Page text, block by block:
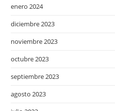
enero 2024
diciembre 2023
noviembre 2023
octubre 2023
septiembre 2023
agosto 2023